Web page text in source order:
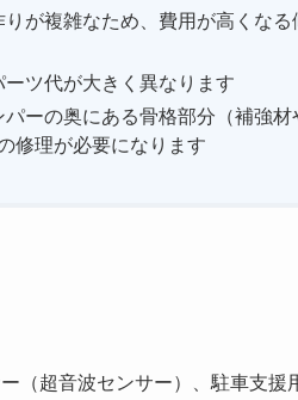
が複雑なため、費用が高くなる
ツ代が大きく異なります
ーの奥にある骨格部分（補強材
修理が必要になります
（超音波センサー）、駐車支援